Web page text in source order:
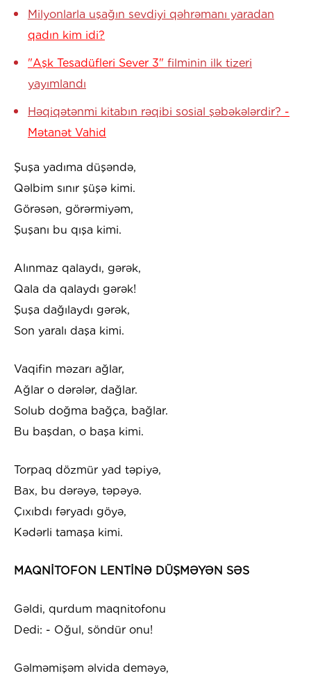
Milyonlarla uşağın sevdiyi qəhrəmanı yaradan
qadın kim idi?
"Aşk Tesadüfleri Sever 3" filminin ilk tizeri
yayımlandı
Həqiqətənmi kitabın rəqibi sosial şəbəkələrdir? -
Mətanət Vahid
Şuşa yadıma düşəndə,
Qəlbim sınır şüşə kimi.
Görəsən, görərmiyəm,
Şuşanı bu qışa kimi.
Alınmaz qalaydı, gərək,
Qala da qalaydı gərək!
Şuşa dağılaydı gərək,
Son yaralı daşa kimi.
Vaqifin məzarı ağlar,
Ağlar o dərələr, dağlar.
Solub doğma bağça, bağlar.
Bu başdan, o başa kimi.
Torpaq dözmür yad təpiyə,
Bax, bu dərəyə, təpəyə.
Çıxıbdı fəryadı göyə,
Kədərli tamaşa kimi.
MAQNİTOFON LENTİNƏ DÜŞMƏYƏN SƏS
Gəldi, qurdum maqnitofonu
Dedi: - Oğul, söndür onu!
Gəlməmişəm əlvida deməyə,